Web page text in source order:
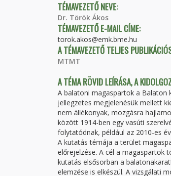
TÉMAVEZETŐ NEVE:
Dr. Török Ákos
TÉMAVEZETŐ E-MAIL CÍME:
torok.akos@emk.bme.hu
A TÉMAVEZETŐ TELJES
MTMT
A TÉMA RÖVID LEÍRÁSA, A
A balatoni magaspartok a Balaton
jellegzetes megjelenésük mellett
nem állékonyak, mozgásra
között 1914-ben egy vasúti
folytatódnak, például az 2010-es
A kutatás témája a terület
előrejelzése. A cél a magaspartok
kutatás elsősorban a
elemzése is elkészül. A vizsgálati